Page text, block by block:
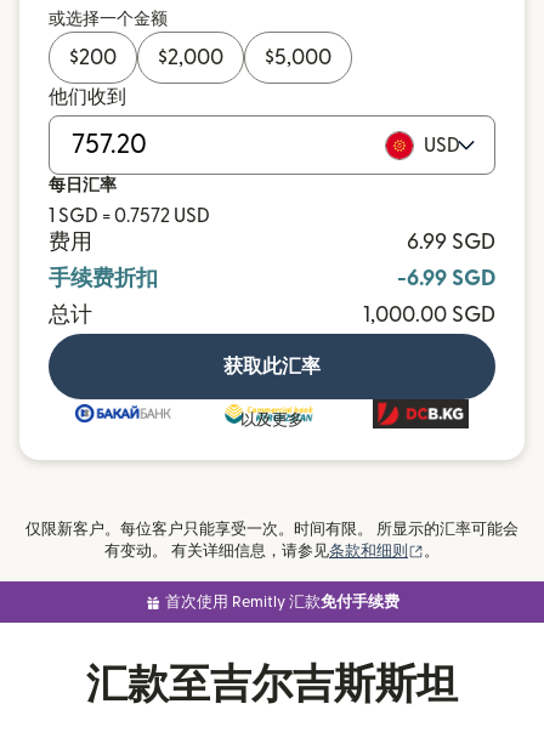
或选择一个金额
$200 $2,000 $5,000
他们收到
USD
每日汇率
1 SGD = 0.7572 USD
费用
6.99 SGD
手续费折扣
-6.99 SGD
总计
1,000.00 SGD
获取此汇率
以及更多
仅限新客户。每位客户只能享受一次。时间有限。 所显示的汇率可能会
有变动。 有关详细信息，请参见条款和细则 。
首次使用 Remitly 汇款免付手续费
汇款至吉尔吉斯斯坦